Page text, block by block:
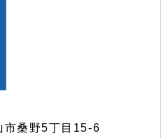
桑野5丁目15-6